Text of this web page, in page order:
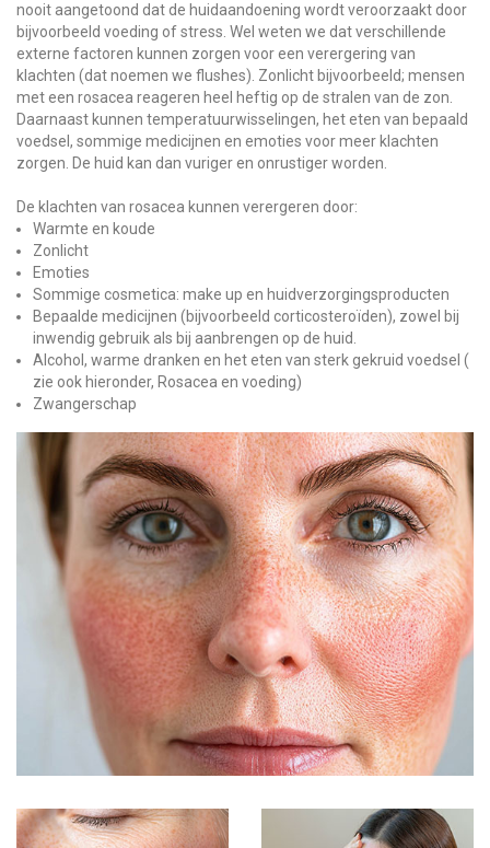
nooit aangetoond dat de huidaandoening wordt veroorzaakt door
bijvoorbeeld voeding of stress. Wel weten we dat verschillende
externe factoren kunnen zorgen voor een verergering van
klachten (dat noemen we flushes). Zonlicht bijvoorbeeld; mensen
met een rosacea reageren heel heftig op de stralen van de zon.
Daarnaast kunnen temperatuurwisselingen, het eten van bepaald
voedsel, sommige medicijnen en emoties voor meer klachten
zorgen. De huid kan dan vuriger en onrustiger worden.
De klachten van rosacea kunnen verergeren door:
Warmte en koude
Zonlicht
Emoties
Sommige cosmetica: make up en huidverzorgingsproducten
Bepaalde medicijnen (bijvoorbeeld corticosteroïden), zowel bij
inwendig gebruik als bij aanbrengen op de huid.
Alcohol, warme dranken en het eten van sterk gekruid voedsel (
zie ook hieronder, Rosacea en voeding)
Zwangerschap